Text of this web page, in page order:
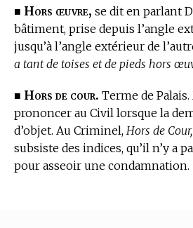
■ Hors œuvre, se dit en parlant
bâtiment, prise depuis l’angle
jusqu’à l’angle extérieur de
a tant de toises et de pieds hors
■ Hors de cour. Terme de Palais.
prononcer au Civil lorsque la
d’objet. Au Criminel, Hors de Cour,
subsiste des indices, qu’il n’y a
pour asseoir une condamnation.